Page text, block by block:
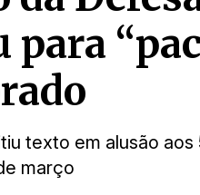
para
texto em alusão
março